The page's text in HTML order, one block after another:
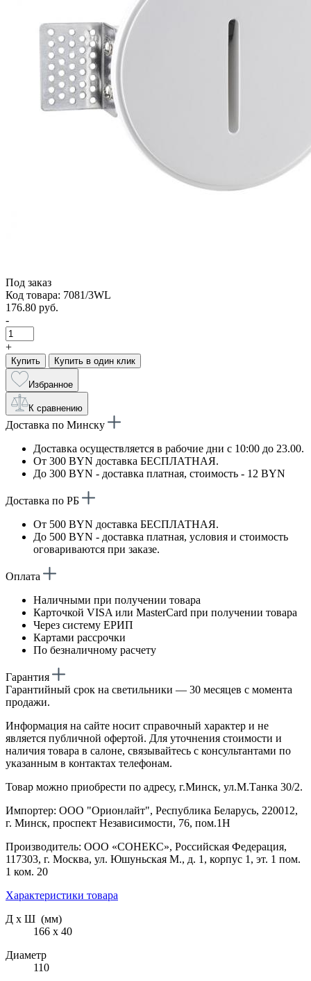
Под заказ
Код товара: 7081/3WL
176.80 руб.
-
+
Купить Купить в один клик
Избранное
К сравнению
Доставка по Минску
Доставка осуществляется в рабочие дни с 10:00 до 23.00.
От 300 BYN доставка БЕСПЛАТНАЯ.
До 300 BYN - доставка платная, стоимость - 12 BYN
Доставка по РБ
От 500 BYN доставка БЕСПЛАТНАЯ.
До 500 BYN - доставка платная, условия и стоимость
оговариваются при заказе.
Оплата
Наличными при получении товара
Карточкой VISA или MasterCard при получении товара
Через систему ЕРИП
Картами рассрочки
По безналичному расчету
Гарантия
Гарантийный срок на светильники — 30 месяцев с момента
продажи.
Информация на сайте носит справочный характер и не
является публичной офертой. Для уточнения стоимости и
наличия товара в салоне, связывайтесь с консультантами по
указанным в контактах телефонам.
Товар можно приобрести по адресу, г.Минск, ул.М.Танка 30/2.
Импортер: ООО "Орионлайт", Республика Беларусь, 220012,
г. Минск, проспект Независимости, 76, пом.1Н
Производитель: ООО «СОНЕКС», Российская Федерация,
117303, г. Москва, ул. Юшуньская М., д. 1, корпус 1, эт. 1 пом.
1 ком. 20
Характеристики товара
Д х Ш (мм)
166 х 40
Диаметр
110